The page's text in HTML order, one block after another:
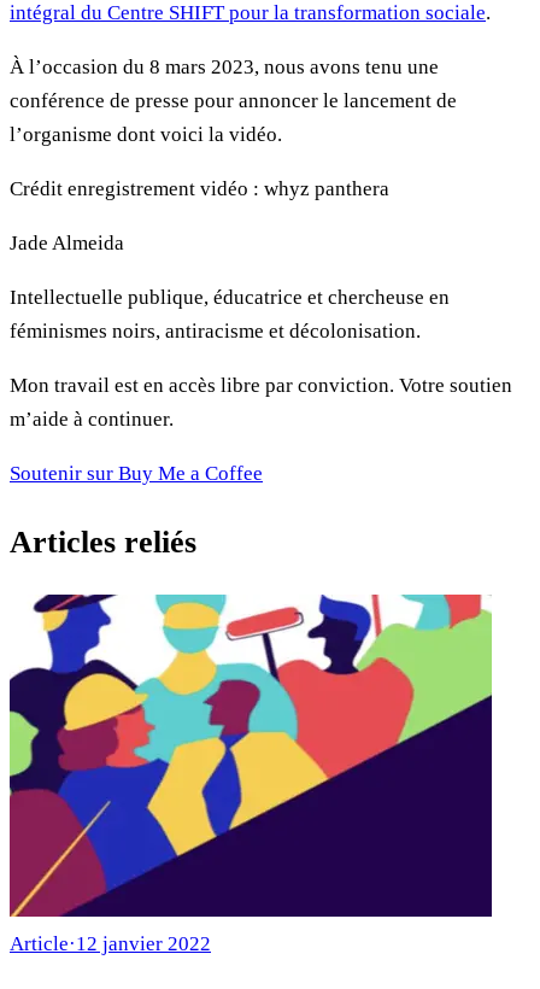
intégral du Centre SHIFT pour la transformation sociale.
À l’occasion du 8 mars 2023, nous avons tenu une
conférence de presse pour annoncer le lancement de
l’organisme dont voici la vidéo.
Crédit enregistrement vidéo : whyz panthera
Jade Almeida
Intellectuelle publique, éducatrice et chercheuse en
féminismes noirs, antiracisme et décolonisation.
Mon travail est en accès libre par conviction. Votre soutien
m’aide à continuer.
Soutenir sur Buy Me a Coffee
Articles reliés
Article·12 janvier 2022